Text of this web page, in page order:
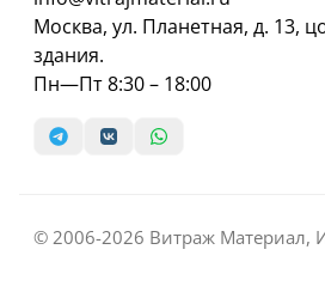
Москва, ул. Планетная, д. 13,
здания.
Пн—Пт 8:30 – 18:00
© 2006-2026 Витраж Материал,